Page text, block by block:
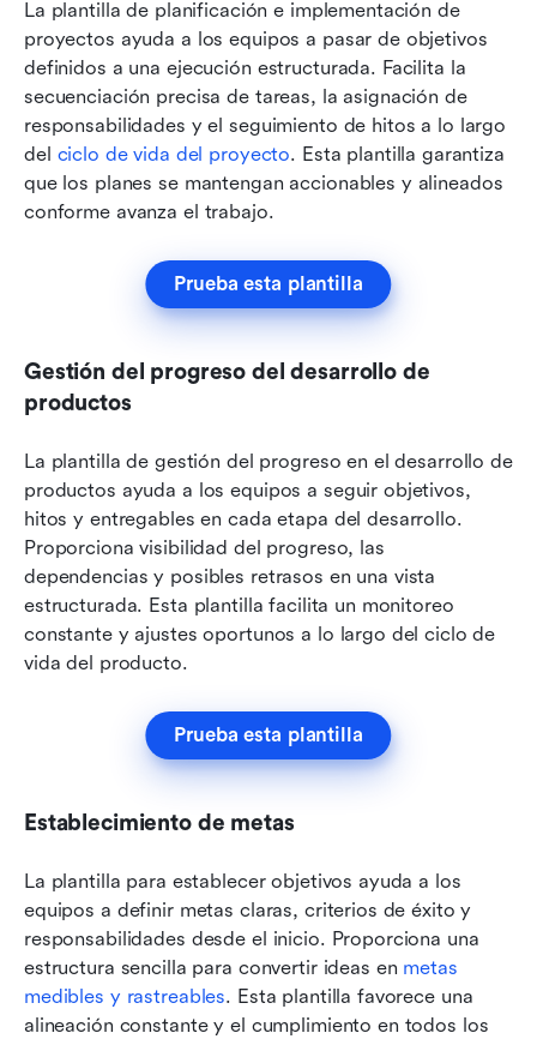
La plantilla de planificación e implementación de
proyectos ayuda a los equipos a pasar de objetivos
definidos a una ejecución estructurada. Facilita la
secuenciación precisa de tareas, la asignación de
responsabilidades y el seguimiento de hitos a lo largo
del ciclo de vida del proyecto. Esta plantilla garantiza
que los planes se mantengan accionables y alineados
conforme avanza el trabajo.
Prueba esta plantilla
Gestión del progreso del desarrollo de
productos
La plantilla de gestión del progreso en el desarrollo de
productos ayuda a los equipos a seguir objetivos,
hitos y entregables en cada etapa del desarrollo.
Proporciona visibilidad del progreso, las
dependencias y posibles retrasos en una vista
estructurada. Esta plantilla facilita un monitoreo
constante y ajustes oportunos a lo largo del ciclo de
vida del producto.
Prueba esta plantilla
Establecimiento de metas
La plantilla para establecer objetivos ayuda a los
equipos a definir metas claras, criterios de éxito y
responsabilidades desde el inicio. Proporciona una
estructura sencilla para convertir ideas en metas
medibles y rastreables. Esta plantilla favorece una
alineación constante y el cumplimiento en todos los